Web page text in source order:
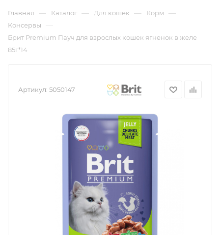
Главная — Каталог — Для кошек — Корм —
Консервы —
Брит Premium Пауч для взрослых кошек ягненок в желе
85г*14
Артикул: 5050147